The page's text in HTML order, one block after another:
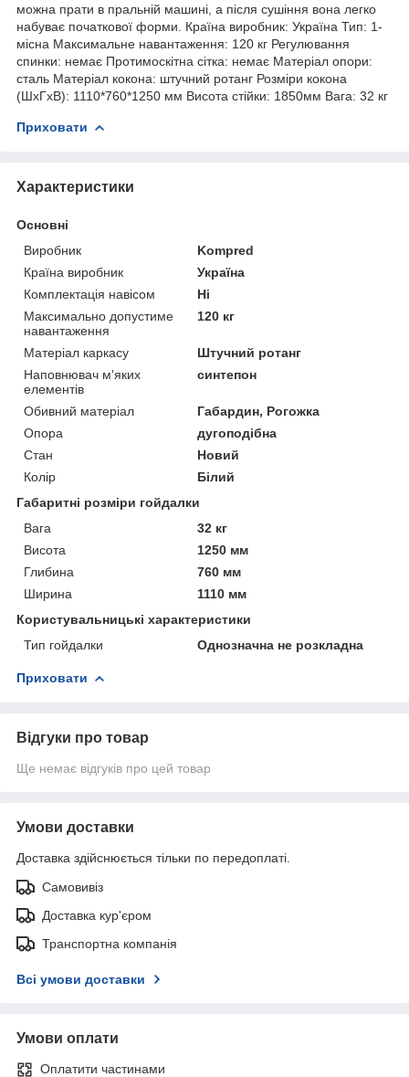
можна прати в пральній машині, а після сушіння вона легко
набуває початкової форми. Країна виробник: Україна Тип: 1-
місна Максимальне навантаження: 120 кг Регулювання
спинки: немає Протимоскітна сітка: немає Матеріал опори:
сталь Матеріал кокона: штучний ротанг Розміри кокона
(ШxГxВ): 1110*760*1250 мм Висота стійки: 1850мм Вага: 32 кг
Приховати
Характеристики
Основні
Виробник
Kompred
Країна виробник
Україна
Комплектація навісом
Ні
Максимально допустиме
навантаження
120 кг
Матеріал каркасу
Штучний ротанг
Наповнювач м'яких
елементів
синтепон
Обивний матеріал
Габардин, Рогожка
Опора
дугоподібна
Стан
Новий
Колір
Білий
Габаритні розміри гойдалки
Вага
32 кг
Висота
1250 мм
Глибина
760 мм
Ширина
1110 мм
Користувальницькі характеристики
Тип гойдалки
Однозначна не розкладна
Приховати
Відгуки про товар
Ще немає відгуків про цей товар
Умови доставки
Доставка здійснюється тільки по передоплаті.
Самовивіз
Доставка кур'єром
Транспортна компанія
Всі умови доставки
Умови оплати
Оплатити частинами